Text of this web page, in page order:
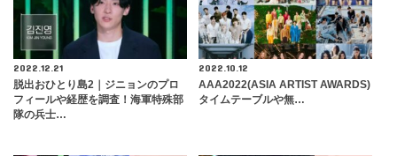
2022.12.21
脱出おひとり島2｜ジニョンのプロ
フィールや経歴を調査！海軍特殊部
隊の兵士…
2022.10.12
AAA2022(ASIA ARTIST AWARDS)
タイムテーブルや無…